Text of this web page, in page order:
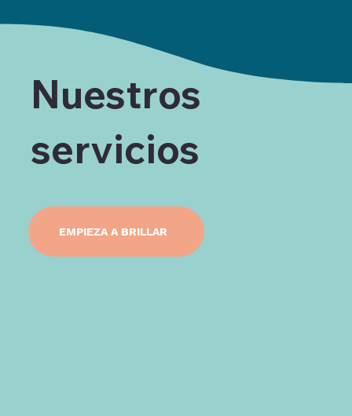
EMPIEZA A BRILLAR
Nuestros
servicios